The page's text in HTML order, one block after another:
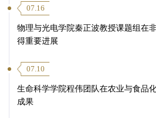
07.16
物理与光电学院秦正波教授课题组在
得重要进展
07.10
生命科学学院程伟团队在农业与食品
成果